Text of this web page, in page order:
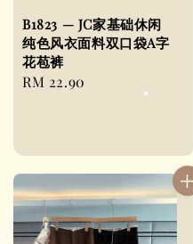
B1823 — JC家基础休闲
纯色风衣面料双口袋A字
花苞裤
Regular
RM 22.90